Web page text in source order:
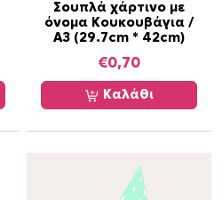
Σουπλά χάρτινο με
όνομα Κουκουβάγια /
Α3 (29.7cm * 42cm)
€0,70
Καλάθι